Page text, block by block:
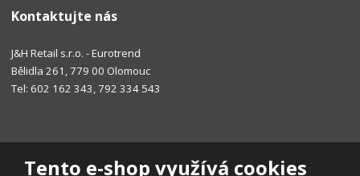
Tento e-shop využívá cookies
Kontaktujte nás
J&H Retail s.r.o. - Eurotrend
Bělidla 261, 779 00 Olomouc
Tel: 602 162 343, 792 334 543